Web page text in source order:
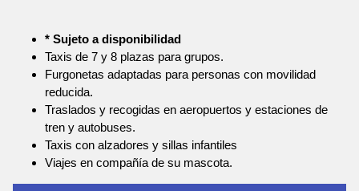
* Sujeto a disponibilidad
Taxis de 7 y 8 plazas para grupos.
Furgonetas adaptadas para personas con movilidad
reducida.
Traslados y recogidas en aeropuertos y estaciones de
tren y autobuses.
Taxis con alzadores y sillas infantiles
Viajes en compañía de su mascota.